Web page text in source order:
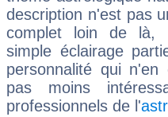
description n'est pas
complet loin de là,
simple éclairage
personnalité qui n'en
pas moins
professionnels de l'